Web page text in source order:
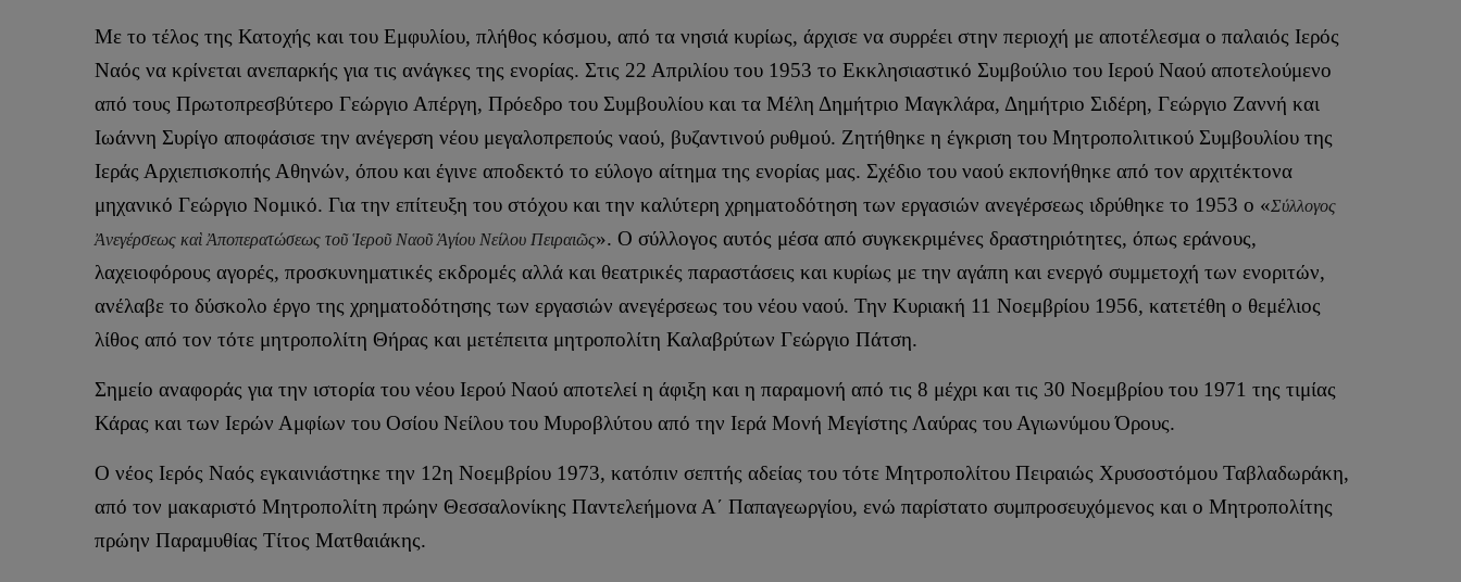
Με το τέλος της Κατοχής και του Εμφυλίου, πλήθος κόσμου, από τα νησιά κυρίως, άρχισε να συρρέει στην περιοχή με αποτέλεσμα ο παλαιός Ιερός
Ναός να κρίνεται ανεπαρκής για τις ανάγκες της ενορίας. Στις 22 Απριλίου του 1953 το Εκκλησιαστικό Συμβούλιο του Ιερού Ναού αποτελούμενο
από τους Πρωτοπρεσβύτερο Γεώργιο Απέργη, Πρόεδρο του Συμβουλίου και τα Μέλη Δημήτριο Μαγκλάρα, Δημήτριο Σιδέρη, Γεώργιο Ζαννή και
Ιωάννη Συρίγο αποφάσισε την ανέγερση νέου μεγαλοπρεπούς ναού, βυζαντινού ρυθμού. Ζητήθηκε η έγκριση του Μητροπολιτικού Συμβουλίου της
Ιεράς Αρχιεπισκοπής Αθηνών, όπου και έγινε αποδεκτό το εύλογο αίτημα της ενορίας μας. Σχέδιο του ναού εκπονήθηκε από τον αρχιτέκτονα
μηχανικό Γεώργιο Νομικό. Για την επίτευξη του στόχου και την καλύτερη χρηματοδότηση των εργασιών ανεγέρσεως ιδρύθηκε το 1953 ο «Σύλλογος
Ἀνεγέρσεως καὶ Ἀποπερατώσεως τοῦ Ἱεροῦ Ναοῦ Ἁγίου Νείλου Πειραιῶς». Ο σύλλογος αυτός μέσα από συγκεκριμένες δραστηριότητες, όπως εράνους,
λαχειοφόρους αγορές, προσκυνηματικές εκδρομές αλλά και θεατρικές παραστάσεις και κυρίως με την αγάπη και ενεργό συμμετοχή των ενοριτών,
ανέλαβε το δύσκολο έργο της χρηματοδότησης των εργασιών ανεγέρσεως του νέου ναού. Την Κυριακή 11 Νοεμβρίου 1956, κατετέθη ο θεμέλιος
λίθος από τον τότε μητροπολίτη Θήρας και μετέπειτα μητροπολίτη Καλαβρύτων Γεώργιο Πάτση.
Σημείο αναφοράς για την ιστορία του νέου Ιερού Ναού αποτελεί η άφιξη και η παραμονή από τις 8 μέχρι και τις 30 Νοεμβρίου του 1971 της τιμίας
Κάρας και των Ιερών Αμφίων του Οσίου Νείλου του Μυροβλύτου από την Ιερά Μονή Μεγίστης Λαύρας του Αγιωνύμου Όρους.
Ο νέος Ιερός Ναός εγκαινιάστηκε την 12η Νοεμβρίου 1973, κατόπιν σεπτής αδείας του τότε Μητροπολίτου Πειραιώς Χρυσοστόμου Ταβλαδωράκη,
από τον μακαριστό Μητροπολίτη πρώην Θεσσαλονίκης Παντελεήμονα Α΄ Παπαγεωργίου, ενώ παρίστατο συμπροσευχόμενος και ο Μητροπολίτης
πρώην Παραμυθίας Τίτος Ματθαιάκης.